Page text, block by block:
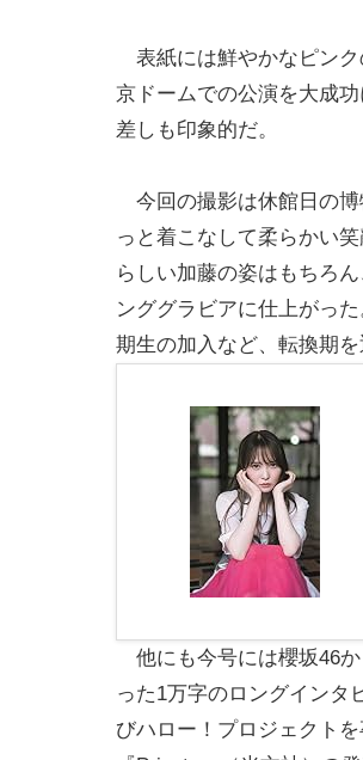
表紙には鮮やかなピンク
京ドームでの公演を大成
差しも印象的だ。
今回の撮影は休館日の博
っと着こなして柔らかい
らしい加藤の姿はもちろ
ンググラビアに仕上がっ
期生の加入など、転換期
他にも今号には櫻坂46
った1万字のロングインタ
びハロー！プロジェクト